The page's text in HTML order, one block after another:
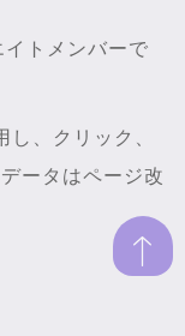
トメンバーで
、クリック、
ータはページ改